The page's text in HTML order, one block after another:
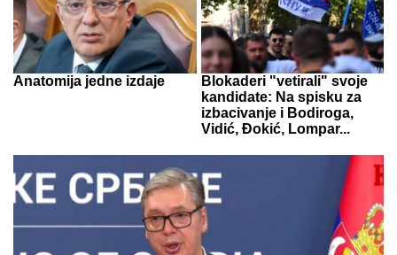
Anatomija jedne izdaje
Blokaderi "vetirali" svoje
kandidate: Na spisku za
izbacivanje i Bodiroga,
Vidić, Đokić, Lompar...